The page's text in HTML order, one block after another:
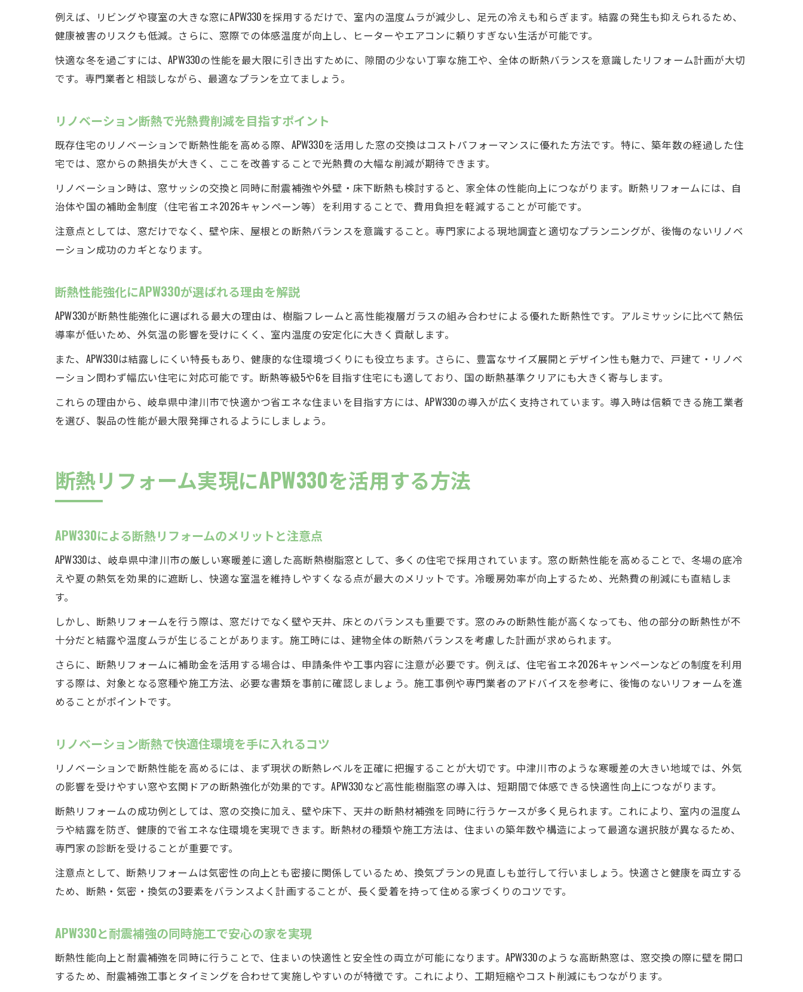
APW330活用とYKKAPリノベーション技術の強み
断熱リフォーム事業で注目のAPW330とYKKAPの連携
例えば、リビングや寝室の大きな窓にAPW330を採用するだけで、室内の温度ムラが減少し、足元の冷えも和らぎます。結露の発生も抑えられるため、
健康被害のリスクも低減。さらに、窓際での体感温度が向上し、ヒーターやエアコンに頼りすぎない生活が可能です。
快適な冬を過ごすには、APW330の性能を最大限に引き出すために、隙間の少ない丁寧な施工や、全体の断熱バランスを意識したリフォーム計画が大切
です。専門業者と相談しながら、最適なプランを立てましょう。
リノベーション断熱で光熱費削減を目指すポイント
既存住宅のリノベーションで断熱性能を高める際、APW330を活用した窓の交換はコストパフォーマンスに優れた方法です。特に、築年数の経過した住
宅では、窓からの熱損失が大きく、ここを改善することで光熱費の大幅な削減が期待できます。
リノベーション時は、窓サッシの交換と同時に耐震補強や外壁・床下断熱も検討すると、家全体の性能向上につながります。断熱リフォームには、自
治体や国の補助金制度（住宅省エネ2026キャンペーン等）を利用することで、費用負担を軽減することが可能です。
注意点としては、窓だけでなく、壁や床、屋根との断熱バランスを意識すること。専門家による現地調査と適切なプランニングが、後悔のないリノベ
ーション成功のカギとなります。
断熱性能強化にAPW330が選ばれる理由を解説
APW330が断熱性能強化に選ばれる最大の理由は、樹脂フレームと高性能複層ガラスの組み合わせによる優れた断熱性です。アルミサッシに比べて熱伝
導率が低いため、外気温の影響を受けにくく、室内温度の安定化に大きく貢献します。
また、APW330は結露しにくい特長もあり、健康的な住環境づくりにも役立ちます。さらに、豊富なサイズ展開とデザイン性も魅力で、戸建て・リノベ
ーション問わず幅広い住宅に対応可能です。断熱等級5や6を目指す住宅にも適しており、国の断熱基準クリアにも大きく寄与します。
これらの理由から、岐阜県中津川市で快適かつ省エネな住まいを目指す方には、APW330の導入が広く支持されています。導入時は信頼できる施工業者
を選び、製品の性能が最大限発揮されるようにしましょう。
断熱リフォーム実現にAPW330を活用する方法
APW330による断熱リフォームのメリットと注意点
APW330は、岐阜県中津川市の厳しい寒暖差に適した高断熱樹脂窓として、多くの住宅で採用されています。窓の断熱性能を高めることで、冬場の底冷
えや夏の熱気を効果的に遮断し、快適な室温を維持しやすくなる点が最大のメリットです。冷暖房効率が向上するため、光熱費の削減にも直結しま
す。
しかし、断熱リフォームを行う際は、窓だけでなく壁や天井、床とのバランスも重要です。窓のみの断熱性能が高くなっても、他の部分の断熱性が不
十分だと結露や温度ムラが生じることがあります。施工時には、建物全体の断熱バランスを考慮した計画が求められます。
さらに、断熱リフォームに補助金を活用する場合は、申請条件や工事内容に注意が必要です。例えば、住宅省エネ2026キャンペーンなどの制度を利用
する際は、対象となる窓種や施工方法、必要な書類を事前に確認しましょう。施工事例や専門業者のアドバイスを参考に、後悔のないリフォームを進
めることがポイントです。
リノベーション断熱で快適住環境を手に入れるコツ
リノベーションで断熱性能を高めるには、まず現状の断熱レベルを正確に把握することが大切です。中津川市のような寒暖差の大きい地域では、外気
の影響を受けやすい窓や玄関ドアの断熱強化が効果的です。APW330など高性能樹脂窓の導入は、短期間で体感できる快適性向上につながります。
断熱リフォームの成功例としては、窓の交換に加え、壁や床下、天井の断熱材補強を同時に行うケースが多く見られます。これにより、室内の温度ム
ラや結露を防ぎ、健康的で省エネな住環境を実現できます。断熱材の種類や施工方法は、住まいの築年数や構造によって最適な選択肢が異なるため、
専門家の診断を受けることが重要です。
注意点として、断熱リフォームは気密性の向上とも密接に関係しているため、換気プランの見直しも並行して行いましょう。快適さと健康を両立する
ため、断熱・気密・換気の3要素をバランスよく計画することが、長く愛着を持って住める家づくりのコツです。
APW330と耐震補強の同時施工で安心の家を実現
断熱性能向上と耐震補強を同時に行うことで、住まいの快適性と安全性の両立が可能になります。APW330のような高断熱窓は、窓交換の際に壁を開口
するため、耐震補強工事とタイミングを合わせて実施しやすいのが特徴です。これにより、工期短縮やコスト削減にもつながります。